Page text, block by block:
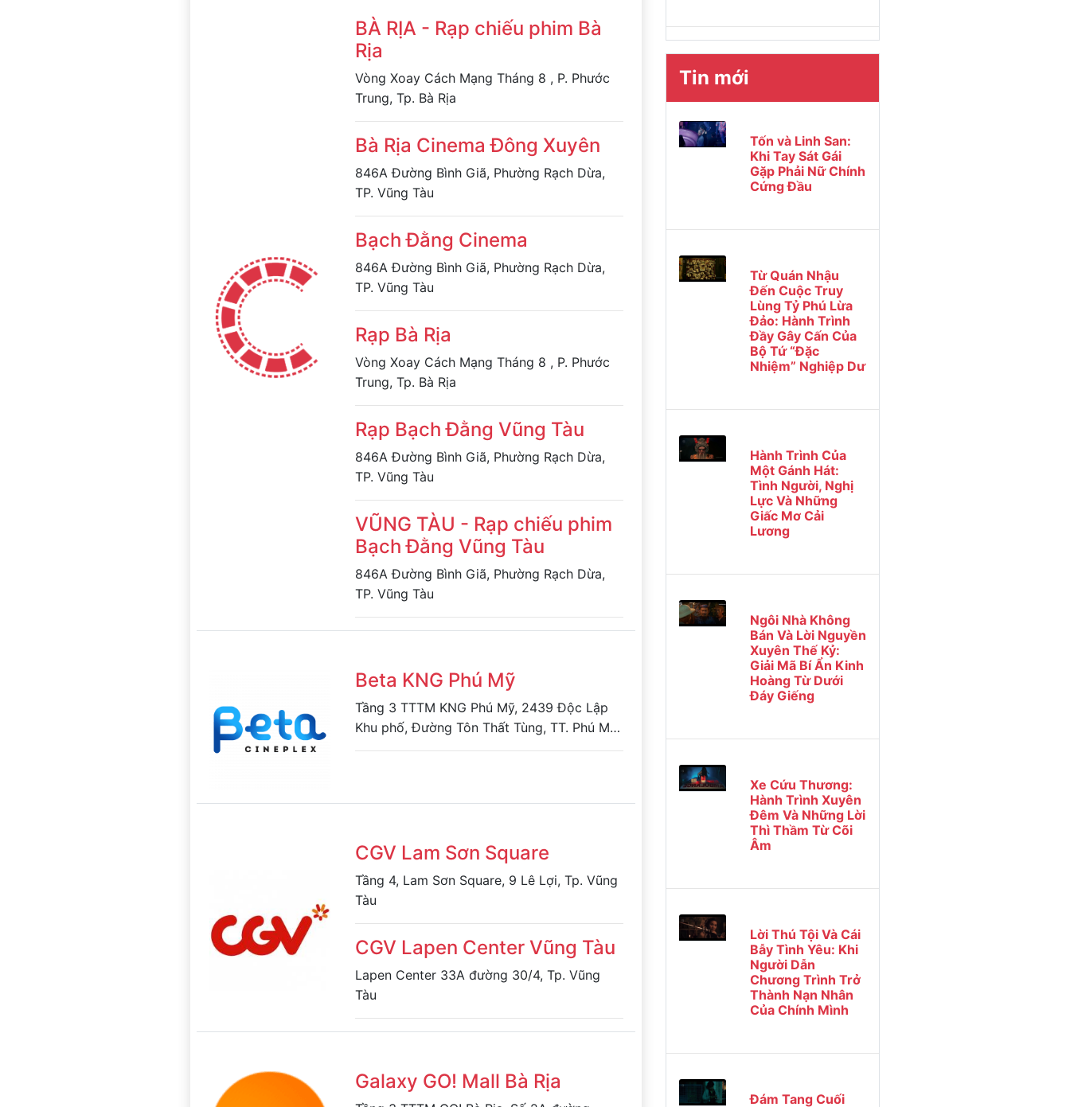
BÀ RỊA - Rạp chiếu phim Bà
Rịa
Vòng Xoay Cách Mạng Tháng 8 , P. Phước
Trung, Tp. Bà Rịa
Bà Rịa Cinema Đông Xuyên
846A Đường Bình Giã, Phường Rạch Dừa,
TP. Vũng Tàu
Bạch Đằng Cinema
846A Đường Bình Giã, Phường Rạch Dừa,
TP. Vũng Tàu
Rạp Bà Rịa
Vòng Xoay Cách Mạng Tháng 8 , P. Phước
Trung, Tp. Bà Rịa
Rạp Bạch Đằng Vũng Tàu
846A Đường Bình Giã, Phường Rạch Dừa,
TP. Vũng Tàu
VŨNG TÀU - Rạp chiếu phim
Bạch Đằng Vũng Tàu
846A Đường Bình Giã, Phường Rạch Dừa,
TP. Vũng Tàu
Beta KNG Phú Mỹ
Tầng 3 TTTM KNG Phú Mỹ, 2439 Độc Lập
Khu phố, Đường Tôn Thất Tùng, TT. Phú Mỹ,
Tân Thành, Bà Rịa - Vũng Tàu
CGV Lam Sơn Square
Tầng 4, Lam Sơn Square, 9 Lê Lợi, Tp. Vũng
Tàu
CGV Lapen Center Vũng Tàu
Lapen Center 33A đường 30/4, Tp. Vũng
Tàu
Galaxy GO! Mall Bà Rịa
Tin mới
Tốn và Linh San:
Khi Tay Sát Gái
Gặp Phải Nữ Chính
Cứng Đầu
Từ Quán Nhậu
Đến Cuộc Truy
Lùng Tỷ Phú Lừa
Đảo: Hành Trình
Đầy Gây Cấn Của
Bộ Tứ “Đặc
Nhiệm” Nghiệp Dư
Hành Trình Của
Một Gánh Hát:
Tình Người, Nghị
Lực Và Những
Giấc Mơ Cải
Lương
Ngôi Nhà Không
Bán Và Lời Nguyền
Xuyên Thế Kỷ:
Giải Mã Bí Ẩn Kinh
Hoàng Từ Dưới
Đáy Giếng
Xe Cứu Thương:
Hành Trình Xuyên
Đêm Và Những Lời
Thì Thầm Từ Cõi
Âm
Lời Thú Tội Và Cái
Bẫy Tình Yêu: Khi
Người Dẫn
Chương Trình Trở
Thành Nạn Nhân
Của Chính Mình
Đám Tang Cuối